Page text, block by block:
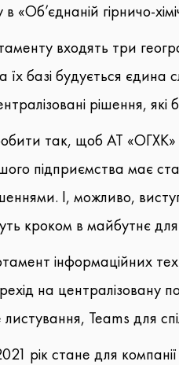
«Об’єднаній гірничо-
входять три
їх базі будується
рішення, які
так, щоб АТ
підприємства має
І, можливо,
кроком в майбутнє для
інформаційних
на централізовану
Teams для
рік стане для